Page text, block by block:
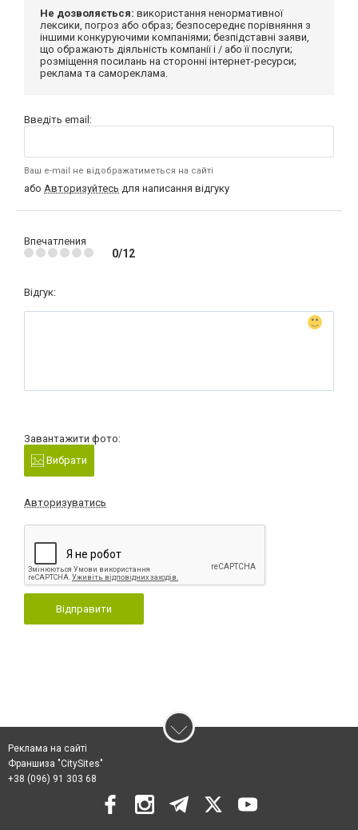
Не дозволяється: використання ненормативної
лексики, погроз або образ; безпосереднє порівняння з
іншими конкуруючими компаніями; безпідставні заяви,
що ображають діяльність компанії і / або її послуги;
розміщення посилань на сторонні інтернет-ресурси;
реклама та самореклама.
Введіть email:
Ваш e-mail не відображатиметься на сайті
або Авторизуйтесь для написання відгуку
Впечатления
0/12
Відгук:
Завантажити фото:
Вибрати
Авторизуватись
Відправити
Реклама на сайті
Франшиза "CitySites"
+38 (096) 91 303 68